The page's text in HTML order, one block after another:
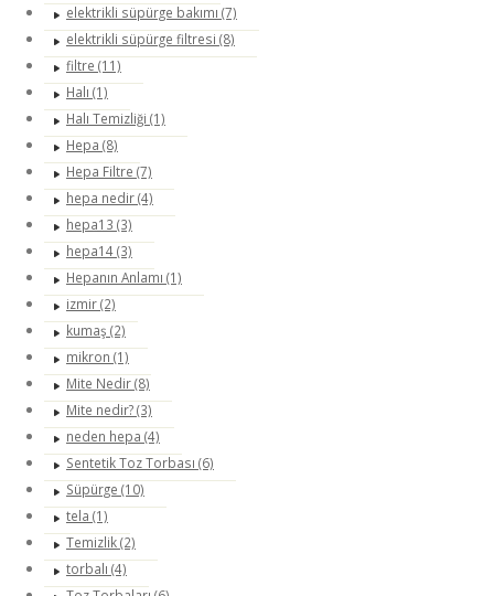
elektrikli süpürge bakımı (7)
elektrikli süpürge filtresi (8)
filtre (11)
Halı (1)
Halı Temizliği (1)
Hepa (8)
Hepa Filtre (7)
hepa nedir (4)
hepa13 (3)
hepa14 (3)
Hepanın Anlamı (1)
izmir (2)
kumaş (2)
mikron (1)
Mite Nedir (8)
Mite nedir? (3)
neden hepa (4)
Sentetik Toz Torbası (6)
Süpürge (10)
tela (1)
Temizlik (2)
torbalı (4)